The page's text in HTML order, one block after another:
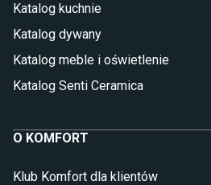
Katalog kuchnie
Katalog dywany
Katalog meble i oświetlenie
Katalog Senti Ceramica
O KOMFORT
Klub Komfort dla klientów